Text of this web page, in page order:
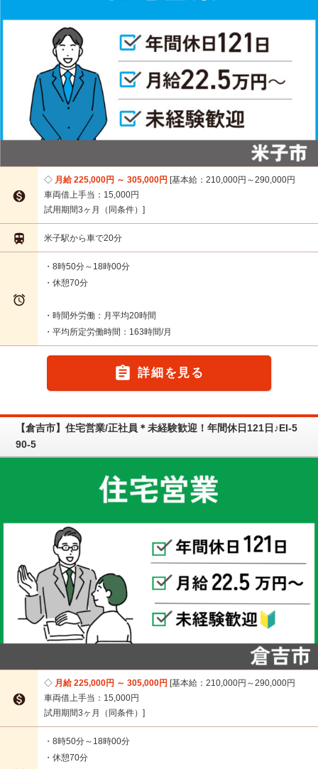

月給 225,000円 ～ 305,000円 基本給：210,000円～290,000円
車両借上手当：15,000円
試用期間3ヶ月（同条件）
 米子駅から車で20分

・8時50分～18時00分
・休憩70分
・時間外労働：月平均20時間
・平均所定労働時間：163時間/月
 詳細を見る
【倉吉市】住宅営業/正社員＊未経験歓迎！年間休日121日♪EI-5
90-5

月給 225,000円 ～ 305,000円 基本給：210,000円～290,000円
車両借上手当：15,000円
試用期間3ヶ月（同条件）
・8時50分～18時00分
・休憩70分